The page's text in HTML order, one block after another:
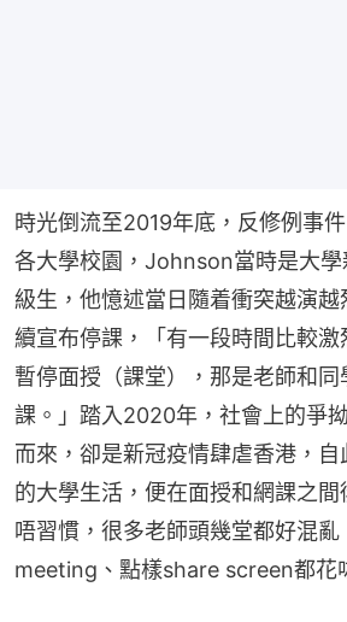
時光倒流至2019年底，反修例事
各大學校園，Johnson當時是大
級生，他憶述當日隨着衝突越演
續宣布停課，「有一段時間比較
暫停面授（課堂），那是老師和同
課。」踏入2020年，社會上的爭
而來，卻是新冠疫情肆虐香港，
的大學生活，便在面授和網課之
唔習慣，很多老師頭幾堂都好混亂
meeting、點樣share screen都花